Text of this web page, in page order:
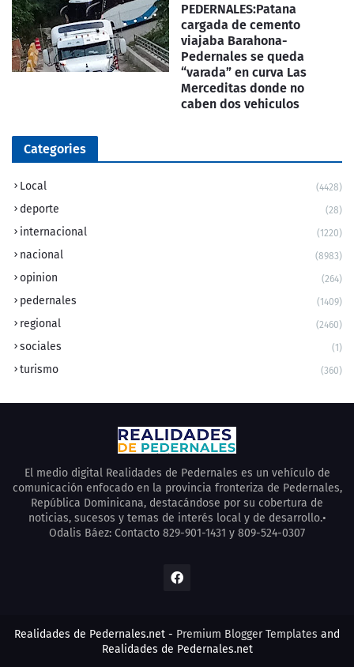
PEDERNALES:Patana
cargada de cemento
viajaba Barahona-
Pedernales se queda
“varada” en curva Las
Merceditas donde no
caben dos vehiculos
Categories
Local (4428)
deporte (28)
internacional (1220)
nacional (8983)
opinion (264)
pedernales (1409)
regional (2460)
sociales (1)
turismo (360)
El medio digital Realidades de Pedernales es un vehículo de
comunicación enfocado en la provincia fronteriza de Pedernales,
República Dominicana, destacándose por su cobertura de
noticias, sucesos y temas de interés local y de desarrollo.•
Odalis Báez: Contacto 829-901-1431 y 809-524-0307
Realidades de Pedernales.net - Premium Blogger Templates and
Realidades de Pedernales.net